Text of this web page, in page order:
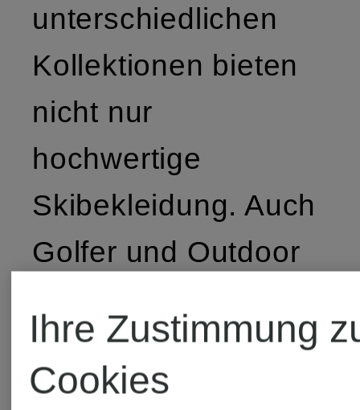
unterschiedlichen
Kollektionen bieten
nicht nur
hochwertige
Skibekleidung. Auch
Golfer und Outdoor
eine große Auswahl
an Shirts, Jacken,
Ihre Zustimmung
Cookies